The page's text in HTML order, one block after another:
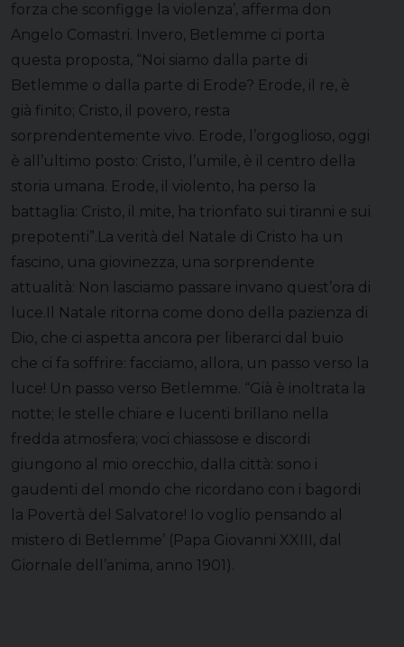
forza che sconfigge la violenza’, afferma don
Angelo Comastri. Invero, Betlemme ci porta
questa proposta, “Noi siamo dalla parte di
Betlemme o dalla parte di Erode? Erode, il re, è
già finito; Cristo, il povero, resta
sorprendentemente vivo. Erode, l’orgoglioso, oggi
è all’ultimo posto: Cristo, l’umile, è il centro della
storia umana. Erode, il violento, ha perso la
battaglia: Cristo, il mite, ha trionfato sui tiranni e sui
prepotenti”.La verità del Natale di Cristo ha un
fascino, una giovinezza, una sorprendente
attualità: Non lasciamo passare invano quest’ora di
luce.Il Natale ritorna come dono della pazienza di
Dio, che ci aspetta ancora per liberarci dal buio
che ci fa soffrire: facciamo, allora, un passo verso la
luce! Un passo verso Betlemme. “Già è inoltrata la
notte; le stelle chiare e lucenti brillano nella
fredda atmosfera; voci chiassose e discordi
giungono al mio orecchio, dalla città: sono i
gaudenti del mondo che ricordano con i bagordi
la Povertà del Salvatore! Io voglio pensando al
mistero di Betlemme’ (Papa Giovanni XXIII, dal
Giornale dell’anima, anno 1901).